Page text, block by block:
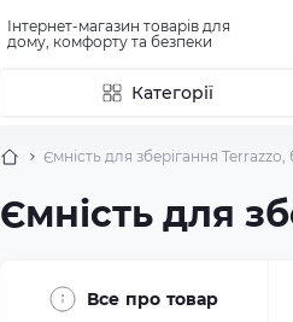
Інтернет-магазин товарів для
дому, комфорту та безпеки
Категорії
Ємність для зберігання
Ємність для
Все про товар